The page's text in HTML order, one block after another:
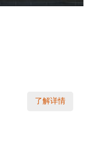
了解详情